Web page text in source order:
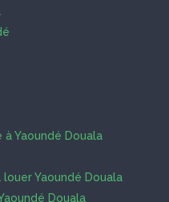
Yaoundé Douala
Yaoundé Douala
Douala